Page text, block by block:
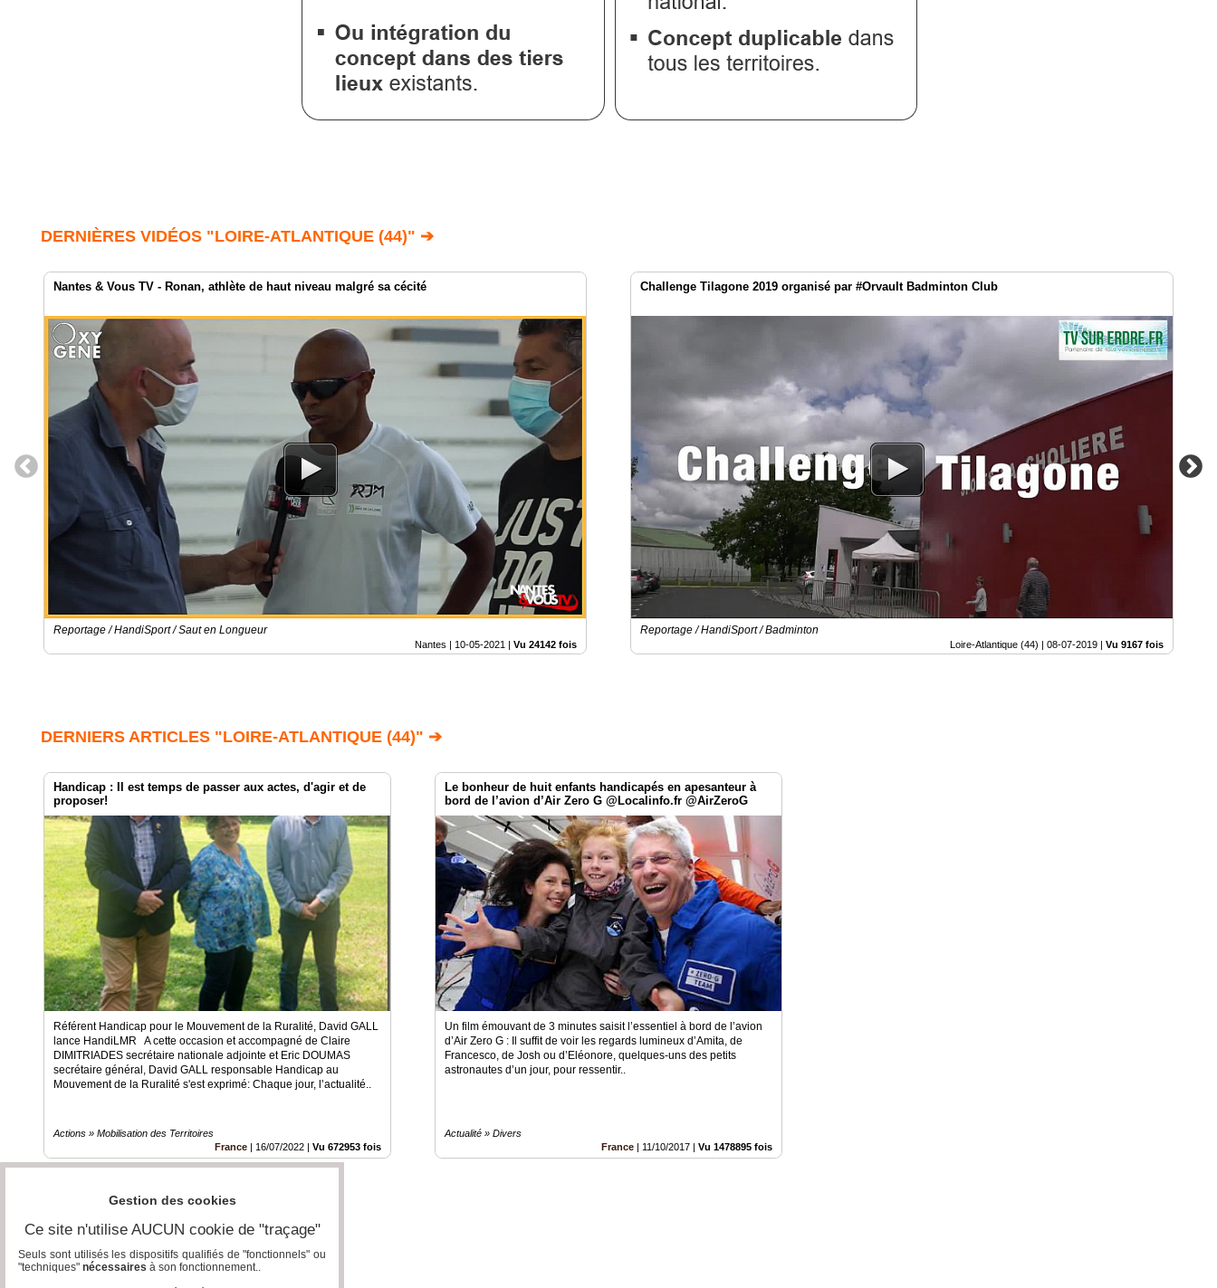
DERNIÈRES VIDÉOS "LOIRE-ATLANTIQUE (44)" ➔
Nantes & Vous TV - Ronan, athlète de haut niveau malgré sa cécité
Reportage / HandiSport / Saut en Longueur
Nantes | 10-05-2021 Vu 24142 fois
Challenge Tilagone 2019 organisé par #Orvault Badminton Club
Reportage / HandiSport / Badminton
Loire-Atlantique (44) | 08-07-2019 Vu 9167 fois
DERNIERS ARTICLES "LOIRE-ATLANTIQUE (44)" ➔
Handicap : Il est temps de passer aux actes, d'agir et de
proposer!
Référent Handicap pour le Mouvement de la Ruralité, David GALL
lance HandiLMR A cette occasion et accompagné de Claire
DIMITRIADES secrétaire nationale adjointe et Eric DOUMAS
secrétaire général, David GALL responsable Handicap au
Mouvement de la Ruralité s'est exprimé: Chaque jour, l’actualité..
Actions » Mobilisation des Territoires
France
16/07/2022 Vu 672953 fois
Le bonheur de huit enfants handicapés en apesanteur à
bord de l’avion d’Air Zero G @Localinfo.fr @AirZeroG
Un film émouvant de 3 minutes saisit l’essentiel à bord de l’avion
d’Air Zero G : Il suffit de voir les regards lumineux d’Amita, de
Francesco, de Josh ou d’Eléonore, quelques-uns des petits
astronautes d’un jour, pour ressentir..
Actualité » Divers
France
11/10/2017 Vu 1478895 fois
Gestion des cookies
Ce site n'utilise AUCUN cookie de "traçage"
Seuls sont utilisés les dispositifs qualifiés de "fonctionnels" ou
"techniques" nécessaires à son fonctionnement..